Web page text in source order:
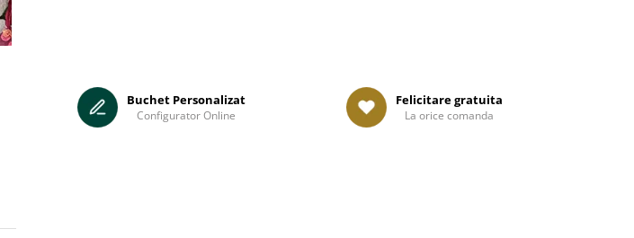
Buchet Personalizat
Configurator Online
Felicitare gratuita
La orice comanda